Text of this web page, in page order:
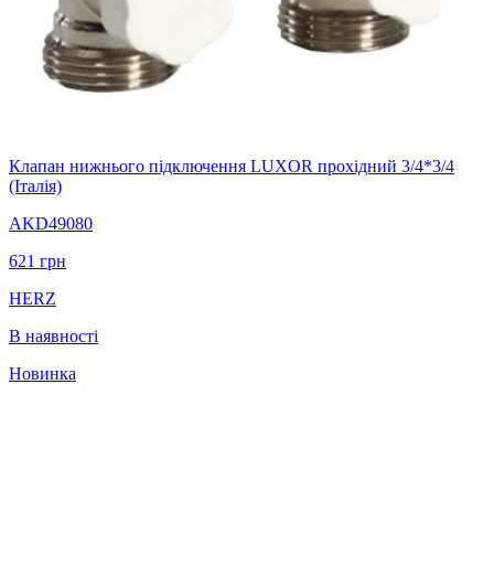
Клапан нижнього підключення LUXOR прохідний 3/4*3/4
(Італія)
AKD49080
621 грн
HERZ
В наявності
Новинка